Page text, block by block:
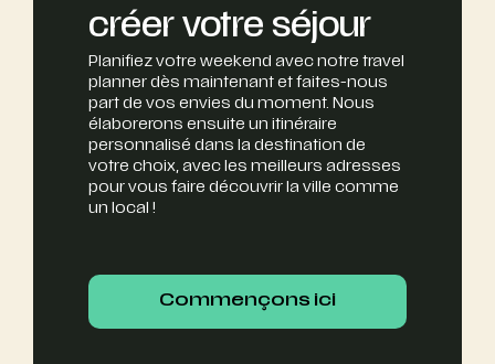
créer votre séjour
Planifiez votre weekend avec notre travel
planner dès maintenant et faites-nous
part de vos envies du moment. Nous
élaborerons ensuite un itinéraire
personnalisé dans la destination de
votre choix, avec les meilleurs adresses
pour vous faire découvrir la ville comme
un local !
Commençons ici